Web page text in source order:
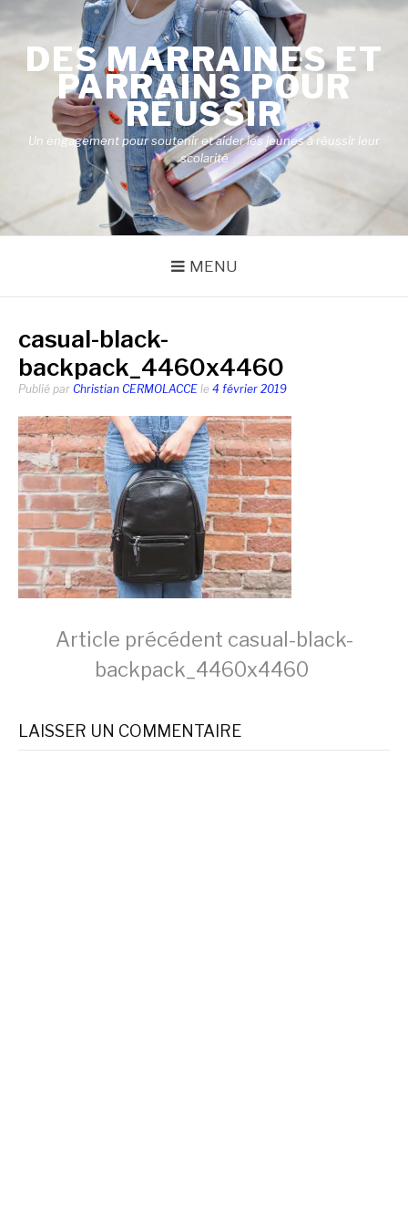
contenuDES MARRAINES ET
PARRAINS POUR
RÉUSSIR
Un engagement pour soutenir et aider les jeunes à réussir leur
scolarité
MENU
casual-black-
backpack_4460x4460
Publié par Christian CERMOLACCE le 4 février 2019
Lire
la
suite
Article précédent casual-black-
backpack_4460x4460
LAISSER UN COMMENTAIRE